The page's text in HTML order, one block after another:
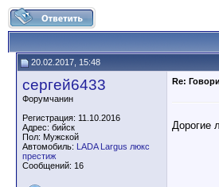
20.02.2017, 15:48
сергей6433
Форумчанин
Регистрация: 11.10.2016
Адрес: бийск
Пол: Мужской
Автомобиль: LADA Largus люкс
престиж
Сообщений: 16
Re:
Дорогие